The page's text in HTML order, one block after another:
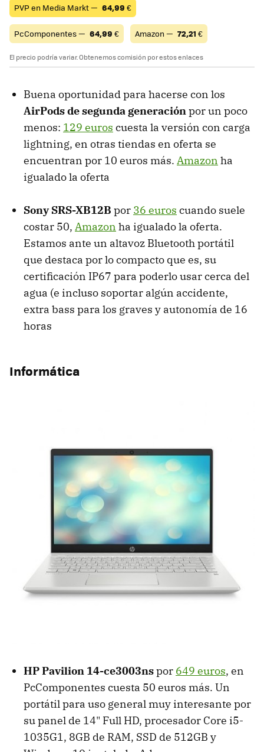
PVP en Media Markt — 64,99 €
PcComponentes — 64,99 € Amazon — 72,21 €
El precio podría variar. Obtenemos comisión por estos enlaces
Buena oportunidad para hacerse con los
AirPods de segunda generaciónpor un poco
menos: 129 euros cuesta la versión con carga
lightning, en otras tiendas en oferta se
encuentran por 10 euros más. Amazon ha
igualado la oferta
Sony SRS-XB12B por 36 euros cuando suele
costar 50, Amazon ha igualado la oferta.
Estamos ante un altavoz Bluetooth portátil
que destaca por lo compacto que es, su
certificación IP67 para poderlo usar cerca del
agua (e incluso soportar algún accidente,
extra bass para los graves y autonomía de 16
horas
Informática
HP Pavilion 14-ce3003nspor 649 euros, en
PcComponentes cuesta 50 euros más. Un
portátil para uso general muy interesante por
su panel de 14" Full HD, procesador Core i5-
1035G1, 8GB de RAM, SSD de 512GB y